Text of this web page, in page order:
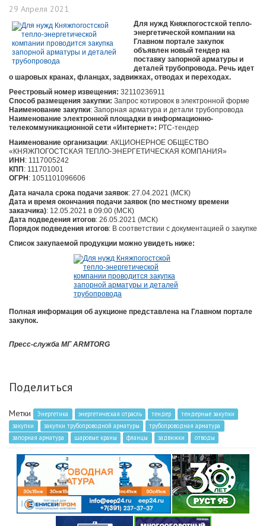
29 Апреля 2021
Для нужд Княжпогостской тепло-
энергетической компании на
Главном портале закупок
объявлен новый тендер на
поставку запорной арматуры и
деталей трубопровода. Речь идет
о шаровых кранах, фланцах, задвижках, отводах и переходах.
Реестровый номер извещения: 32110236911
Способ размещения закупки: Запрос котировок в электронной форме
Наименование закупки: Запорная арматура и детали трубопровода
Наименование электронной площадки в информационно-
телекоммуникационной сети «Интернет»: РТС-тендер
Наименование организации: АКЦИОНЕРНОЕ ОБЩЕСТВО
«КНЯЖПОГОСТСКАЯ ТЕПЛО-ЭНЕРГЕТИЧЕСКАЯ КОМПАНИЯ»
ИНН : 1117005242
КПП : 111701001
ОГРН : 1051101096606
Дата начала срока подачи заявок: 27.04.2021 (МСК)
Дата и время окончания подачи заявок (по местному времени
заказчика): 12.05.2021 в 09:00 (МСК)
Дата подведения итогов: 26.05.2021 (МСК)
Порядок подведения итогов: В соответствии с документацией о закупке
Список закупаемой продукции можно увидеть ниже:
Полная информация об аукционе представлена на Главном портале
закупок.
Пресс-служба МГ ARMTORG
Поделиться
Метки Энергетика энергетическая отрасль тендер
тендерные закупки
закупки
закупки трубопроводной арматуры
трубопроводная арматура
запорная арматура
шаровые краны фланцы задвижки отводы